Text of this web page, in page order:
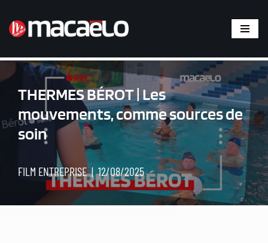
Aller
au
contenu
THERMES BÉROT | Les
mouvements, comme sources de
soin
FILM ENTREPRISE 12/08/2025